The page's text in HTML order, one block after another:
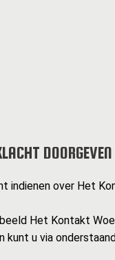
DOORGEVEN
indienen over Het
Het Kontakt
kunt u via